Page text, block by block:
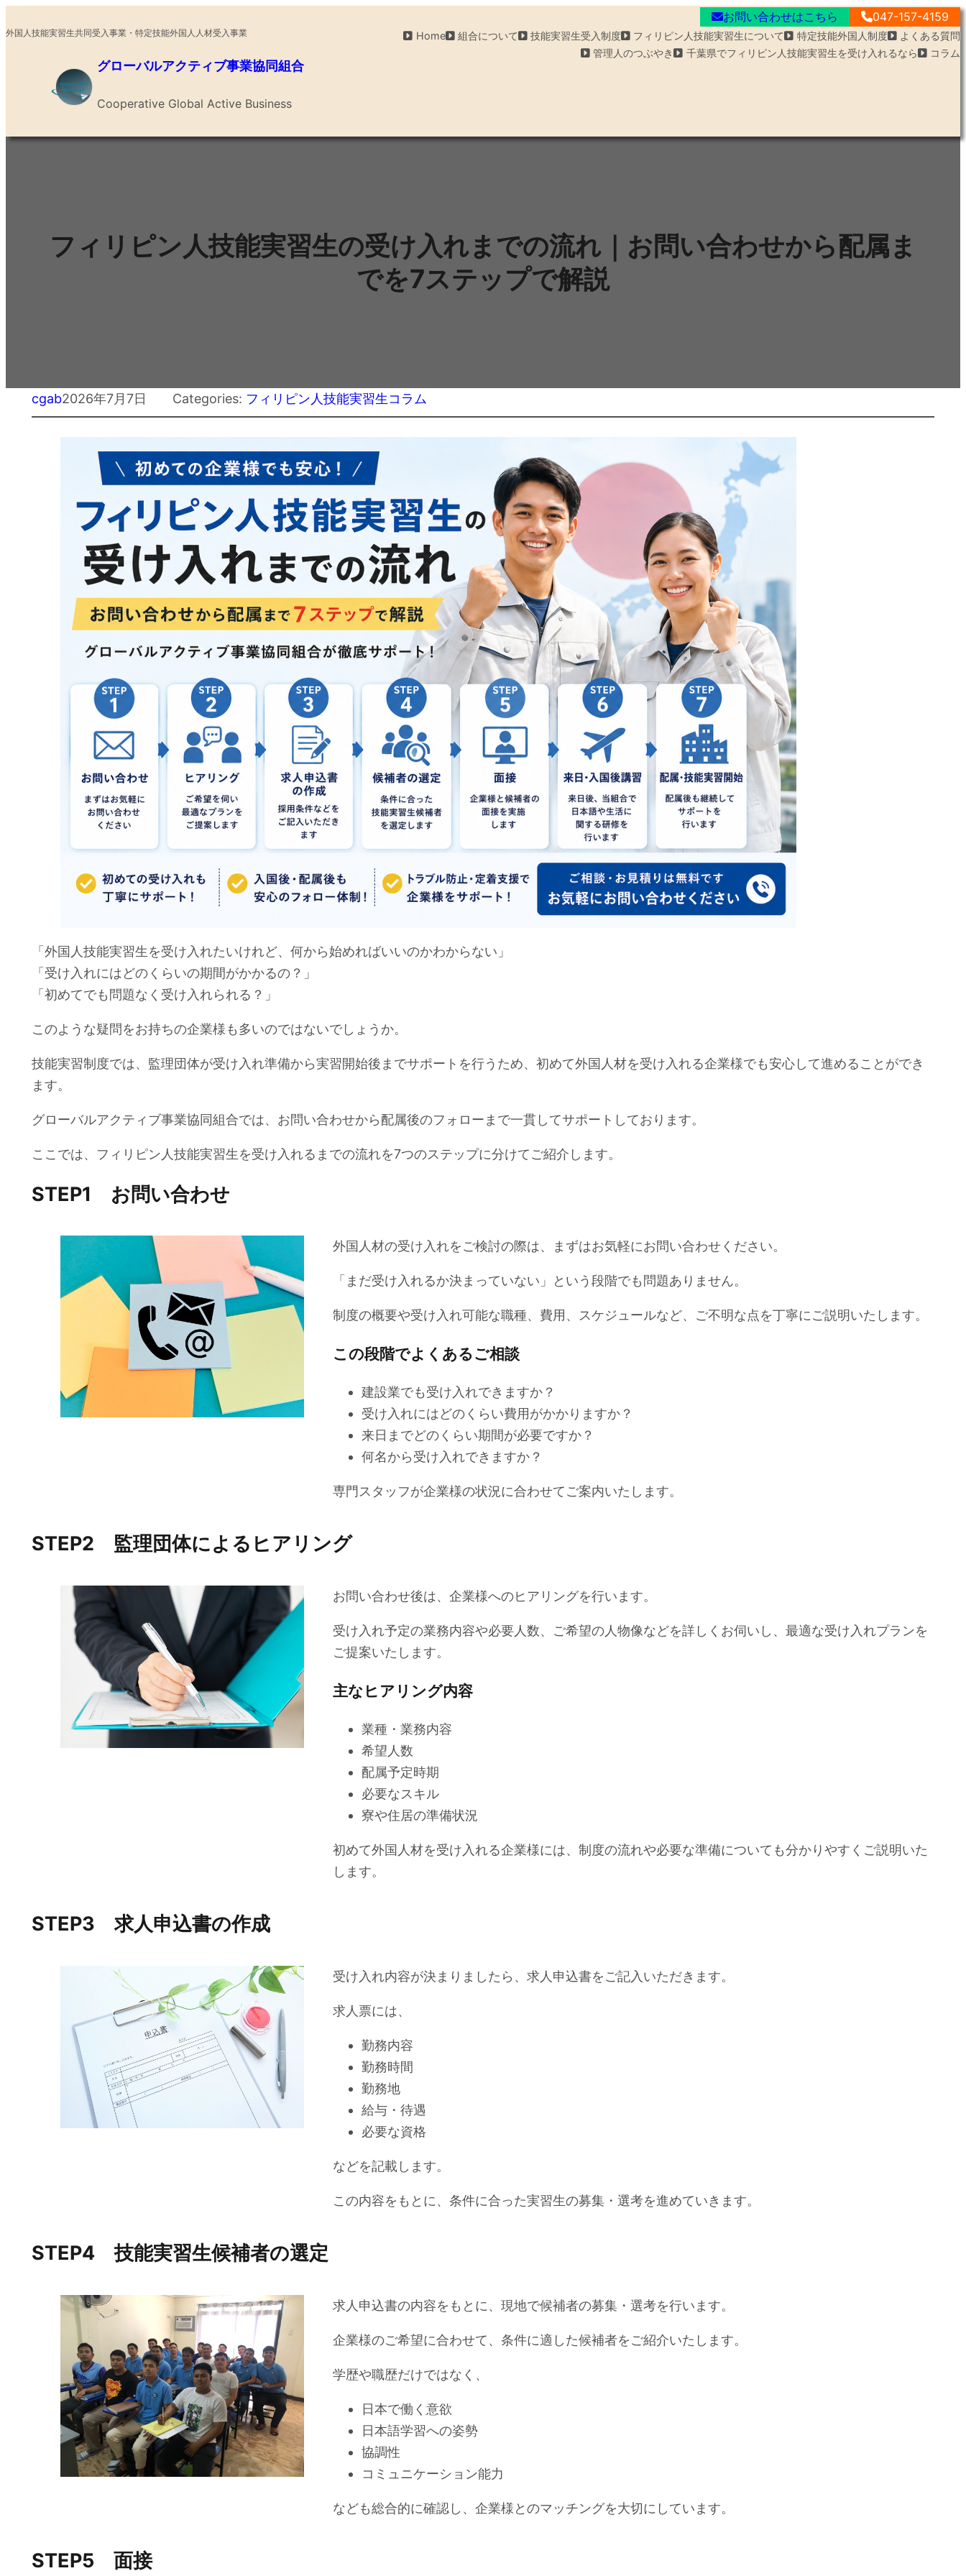
容
プ
外国人技能実習生共同受入事業・特定技能外国人人材受入事業
グローバルアクティブ事業協同組合
Cooperative Global Active Business
お問い合わせはこちら 047-157-4159
Home 組合について 技能実習生受入制度 フィリピン人技能実習生について 特定技能外国人制度
よくある質問
管理人のつぶやき
千葉県でフィリピン人技能実習生を受け入れるなら コラム
フィリピン人技能実習生の受け入れまでの流れ｜お問い合わせから配属ま
でを7ステップで解説
cgab2026年7月7日 Categories: フィリピン人技能実習生コラム
「外国人技能実習生を受け入れたいけれど、何から始めればいいのかわからない」
「受け入れにはどのくらいの期間がかかるの？」
「初めてでも問題なく受け入れられる？」
このような疑問をお持ちの企業様も多いのではないでしょうか。
技能実習制度では、監理団体が受け入れ準備から実習開始後までサポートを行うため、初めて外国人材を受け入れる企業様でも安心して進めることができ
ます。
グローバルアクティブ事業協同組合では、お問い合わせから配属後のフォローまで一貫してサポートしております。
ここでは、フィリピン人技能実習生を受け入れるまでの流れを7つのステップに分けてご紹介します。
STEP1 お問い合わせ
外国人材の受け入れをご検討の際は、まずはお気軽にお問い合わせください。
「まだ受け入れるか決まっていない」という段階でも問題ありません。
制度の概要や受け入れ可能な職種、費用、スケジュールなど、ご不明な点を丁寧にご説明いたします。
この段階でよくあるご相談
建設業でも受け入れできますか？
受け入れにはどのくらい費用がかかりますか？
来日までどのくらい期間が必要ですか？
何名から受け入れできますか？
専門スタッフが企業様の状況に合わせてご案内いたします。
STEP2 監理団体によるヒアリング
お問い合わせ後は、企業様へのヒアリングを行います。
受け入れ予定の業務内容や必要人数、ご希望の人物像などを詳しくお伺いし、最適な受け入れプランを
ご提案いたします。
主なヒアリング内容
業種・業務内容
希望人数
配属予定時期
必要なスキル
寮や住居の準備状況
初めて外国人材を受け入れる企業様には、制度の流れや必要な準備についても分かりやすくご説明いた
します。
STEP3 求人申込書の作成
受け入れ内容が決まりましたら、求人申込書をご記入いただきます。
求人票には、
勤務内容
勤務時間
勤務地
給与・待遇
必要な資格
などを記載します。
この内容をもとに、条件に合った実習生の募集・選考を進めていきます。
STEP4 技能実習生候補者の選定
求人申込書の内容をもとに、現地で候補者の募集・選考を行います。
企業様のご希望に合わせて、条件に適した候補者をご紹介いたします。
学歴や職歴だけではなく、
日本で働く意欲
日本語学習への姿勢
協調性
コミュニケーション能力
なども総合的に確認し、企業様とのマッチングを大切にしています。
STEP5 面接